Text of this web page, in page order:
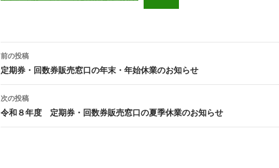
投
稿
ナ
ビ
ゲ
前の投稿
定期券・回数券販売窓口の年末・年始休業のお知らせ
次の投稿
令和８年度 定期券・回数券販売窓口の夏季休業のお知らせ